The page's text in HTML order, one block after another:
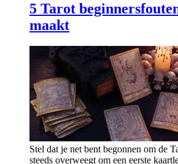
5 Tarot
maakt
Stel dat je net bent begonnen om de
steeds overweegt om een eerste